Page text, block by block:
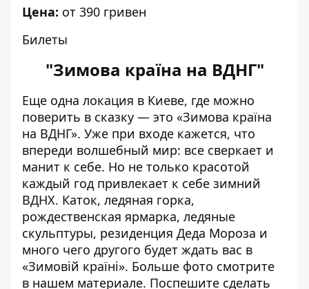
Цена: от 390 гривен
Билеты
"Зимова країна на ВДНГ"
Еще одна локация в Киеве, где можно
поверить в сказку — это «Зимова країна
на ВДНГ». Уже при входе кажется, что
впереди волшебный мир: все сверкает и
манит к себе. Но не только красотой
каждый год привлекает к себе зимний
ВДНХ. Каток, ледяная горка,
рождественская ярмарка, ледяные
скульптуры, резиденция Деда Мороза и
много чего другого будет ждать вас в
«Зимовій країні». Больше фото смотрите
в нашем материале. Поспешите сделать